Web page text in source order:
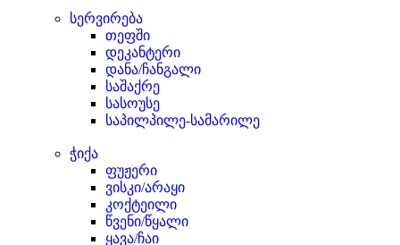
სერვირება
თეფში
დეკანტერი
დანა/ჩანგალი
საშაქრე
სასოუსე
საპილპილე-სამარილე
ჭიქა
ფუჟერი
ვისკი/არაყი
კოქტეილი
წვენი/წყალი
ყავა/ჩაი